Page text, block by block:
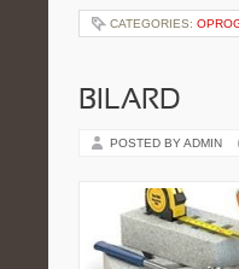
CATEGORIES:
BILARD
POSTED BY ADMIN